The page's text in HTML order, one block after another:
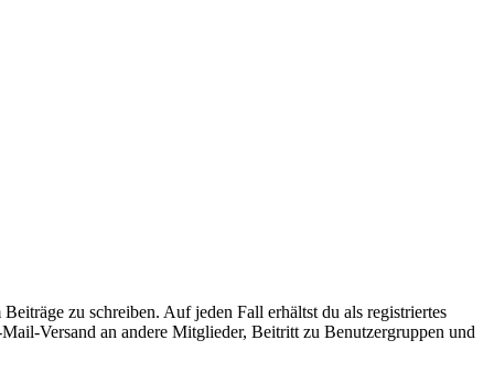
zu schreiben. Auf jeden Fall erhältst du als registriertes
Versand an andere Mitglieder, Beitritt zu Benutzergruppen und